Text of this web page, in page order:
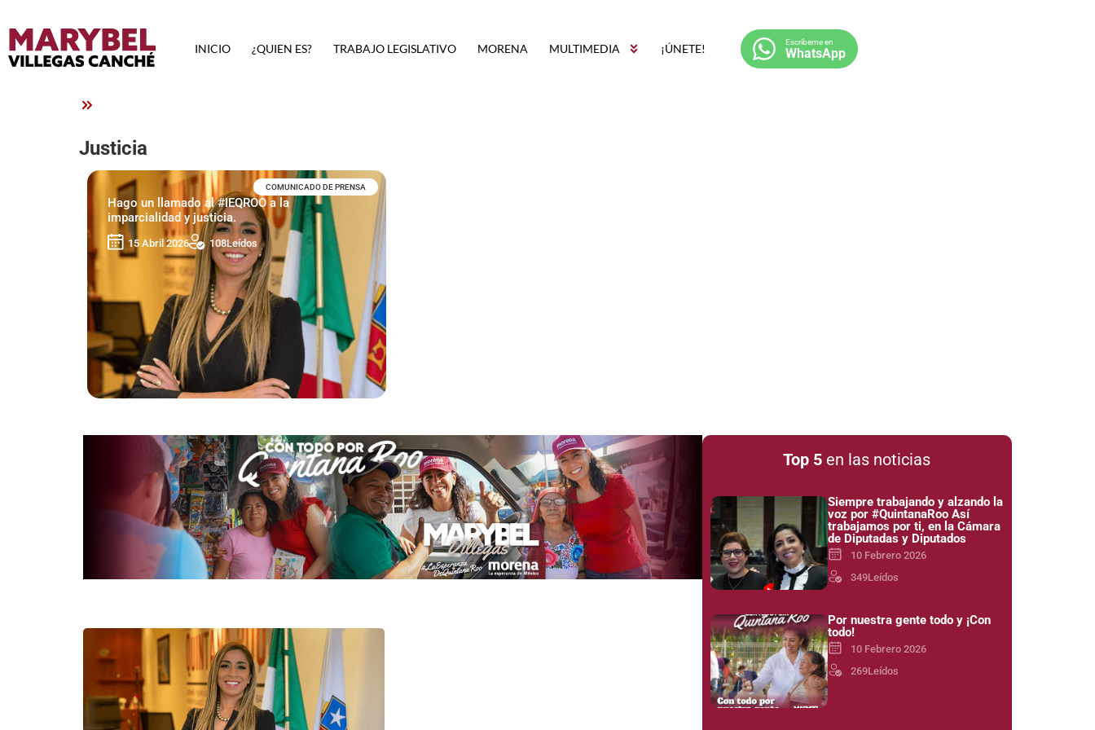
INICIO ¿QUIEN ES? TRABAJO LEGISLATIVO MORENA MULTIMEDIA ¡ÚNETE! Escribeme en
WhatsApp
Justicia
COMUNICADO DE PRENSA
Hago un llamado al #IEQROO a la
imparcialidad y justicia.
15 Abril 2026 108Leídos
Top 5 en las noticias
Siempre trabajando y alzando la
voz por #QuintanaRoo Así
trabajamos por ti, en la Cámara
de Diputadas y Diputados
10 Febrero 2026
349Leídos
Por nuestra gente todo y ¡Con
todo!
10 Febrero 2026
269Leídos